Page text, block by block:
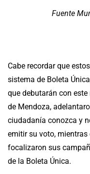
Fuente
Cabe recordar que
sistema de Boleta
que debutarán con
de Mendoza,
ciudadanía conozca y
emitir su voto,
focalizaron sus
de la Boleta Única.